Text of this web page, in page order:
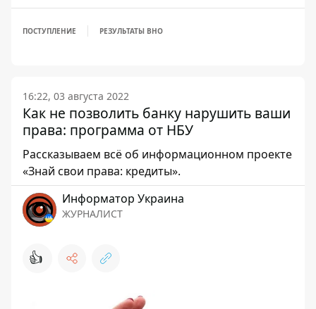
ПОСТУПЛЕНИЕ РЕЗУЛЬТАТЫ ВНО
16:22, 03 августа 2022
Как не позволить банку нарушить ваши
права: программа от НБУ
Рассказываем всё об информационном проекте
«Знай свои права: кредиты».
Информатор Украина
ЖУРНАЛИСТ
👍